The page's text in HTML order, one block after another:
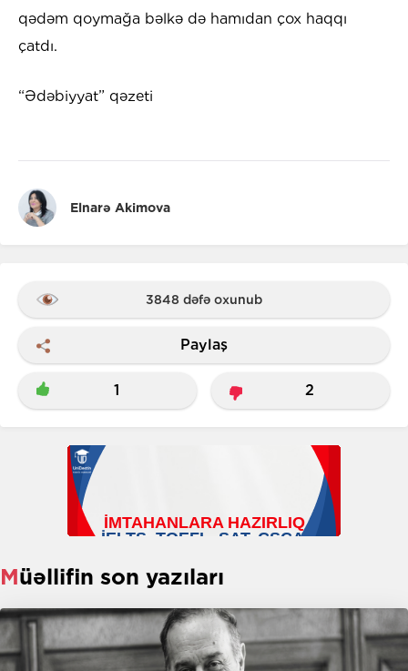
qədəm qoymağa bəlkə də hamıdan çox haqqı
çatdı.
“Ədəbiyyat” qəzeti
Elnarə Akimova
3848 dəfə oxunub
Paylaş
1 2
Müəllifin son yazıları